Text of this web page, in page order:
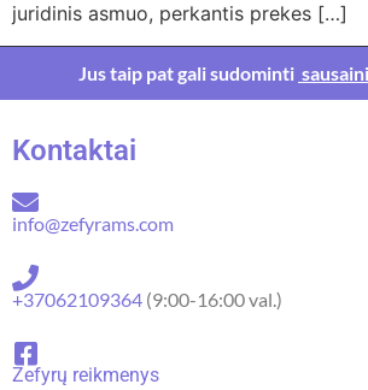
juridinis asmuo, perkantis prekes […]
Jus taip pat gali sudominti
Kontaktai
info@zefyrams.com
+37062109364 (9:00-16:00 val.)
Zefyrų reikmenys